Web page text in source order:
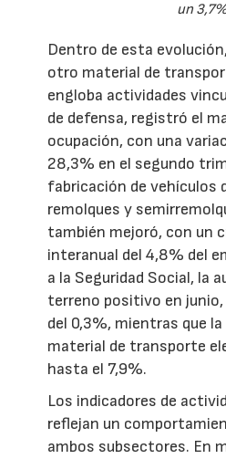
un
Dentro de esta
otro material de
engloba actividades
de defensa, registró el
ocupación, con una
28,3% en el segundo
fabricación de vehículos
remolques y
también mejoró, con un
interanual del 4,8% del
a la Seguridad Social, la
terreno positivo en
del 0,3%, mientras que
material de transporte
hasta el 7,9%.
Los indicadores de
reflejan un
ambos subsectores. En